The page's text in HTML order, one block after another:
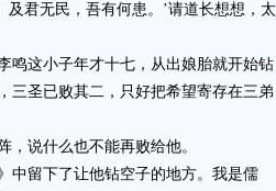
君无民，吾有何患。’请道长想想，太
这小子年才十七，从出娘胎就开始钻
三圣已败其二，只好把希望寄存在三弟
说什么也不能再败给他。
留下了让他钻空子的地方。我是儒